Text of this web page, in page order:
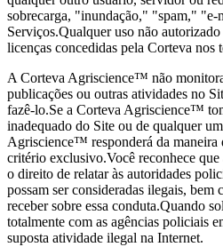
sobrecarga, "inundação," "spam,"
Serviços.Qualquer uso não
licenças concedidas pela Corteva nos
A Corteva Agriscience™ não
publicações ou outras atividades no
fazê-lo.Se a Corteva Agriscience™
inadequado do Site ou de qualquer
Agriscience™ responderá da maneira
critério exclusivo.Você reconhece
o direito de relatar às autoridades
possam ser consideradas ilegais, bem
receber sobre essa conduta.Quando
totalmente com as agências policiais
suposta atividade ilegal na Internet.